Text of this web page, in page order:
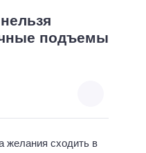
подъемы
желания сходить в